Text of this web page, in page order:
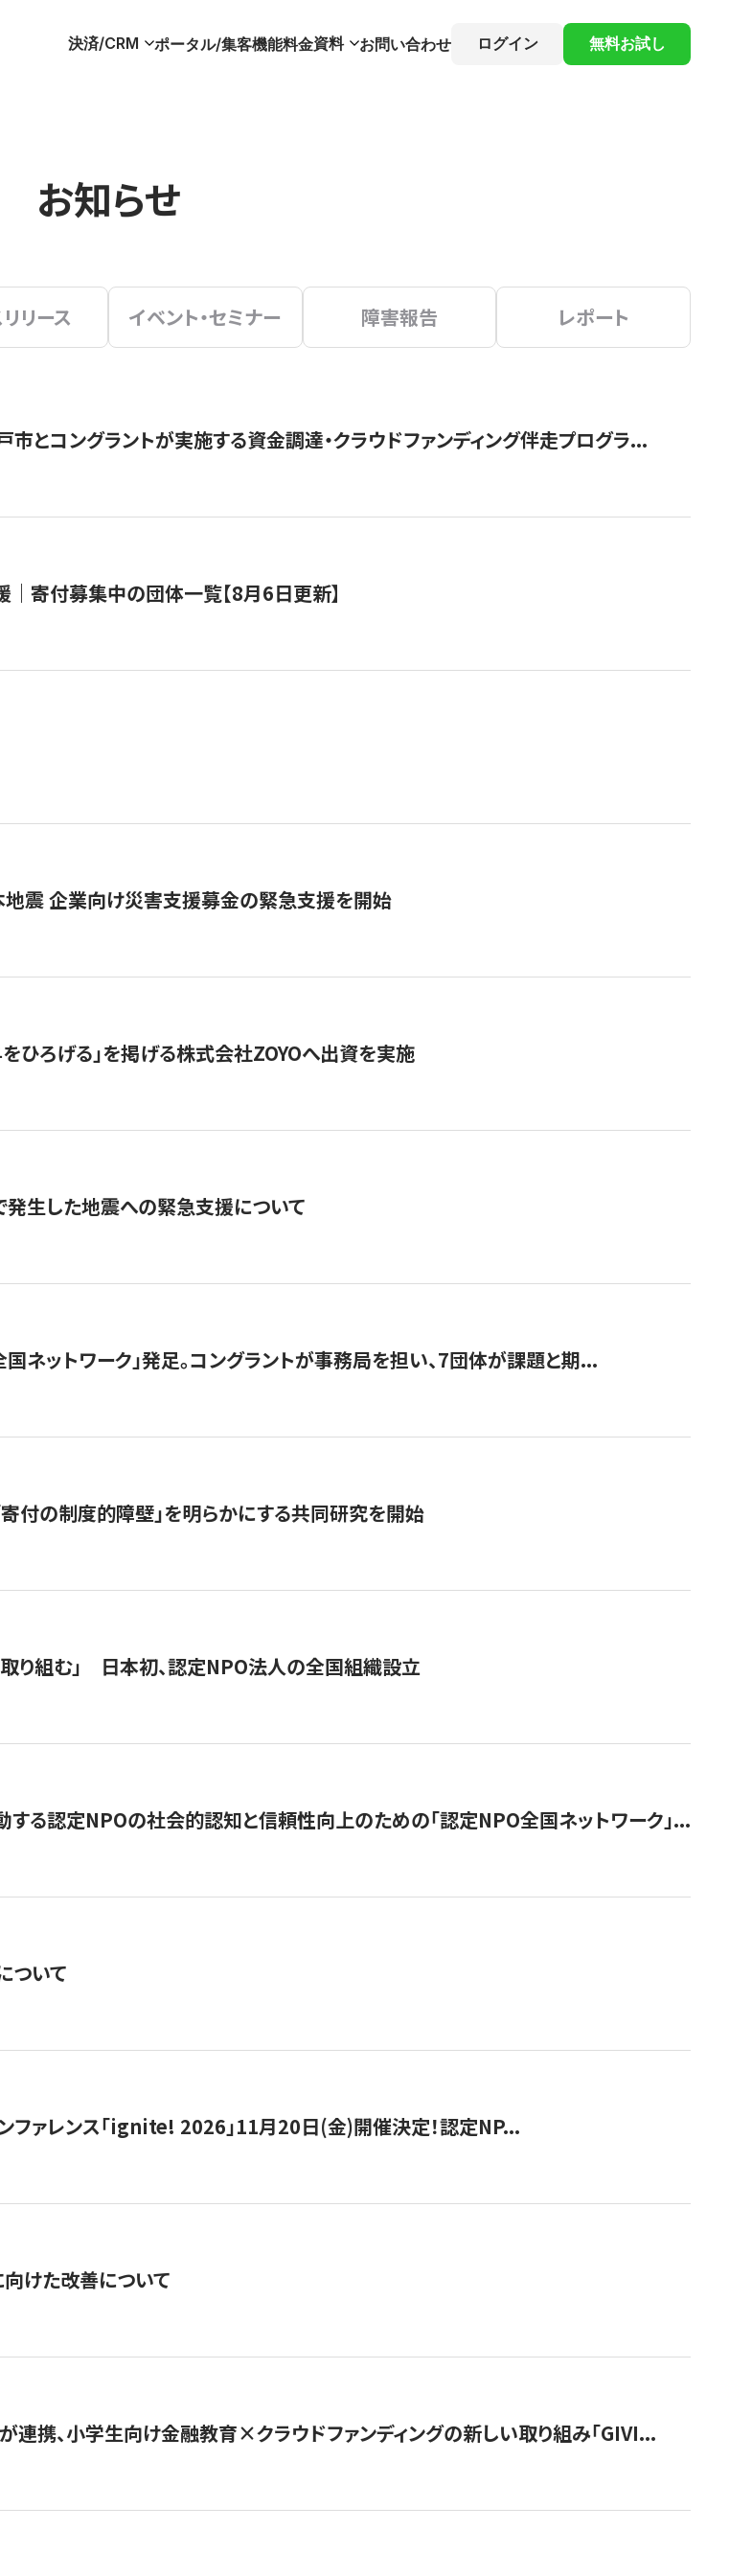
決済/CRM ポータル/集客機能料金資料 お問い合わせ ログイン 無料お試し
お知らせ
リース イベント・セミナー 障害報告 レポート
市とコングラントが実施する資金調達・クラウドファンディング伴走プログラ...
寄付募集中の団体一覧【8月6日更新】
地震 企業向け災害支援募金の緊急支援を開始
をひろげる」を掲げる株式会社ZOYOへ出資を実施
発生した地震への緊急支援について
ネットワーク」発足。コングラントが事務局を担い、7団体が課題と期...
寄付の制度的障壁」を明らかにする共同研究を開始
り組む」 日本初、認定NPO法人の全国組織設立
る認定NPOの社会的認知と信頼性向上のための「認定NPO全国ネットワーク」...
ついて
ファレンス「ignite! 2026」11月20日(金)開催決定！認定NP...
けた改善について
連携、小学生向け金融教育×クラウドファンディングの新しい取り組み「GIVI...